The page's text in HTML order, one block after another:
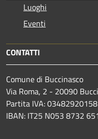
Luoghi
Eventi
CONTATTI
Comune di Buccinasco
Via Roma, 2 - 20090
Partita IVA: 03482920158
IBAN: IT25 N053 8732